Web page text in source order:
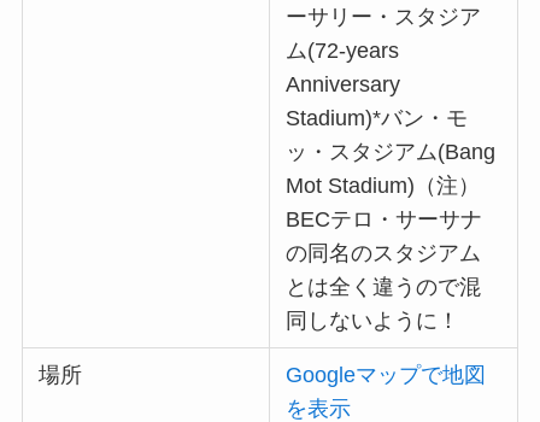
ーサリー・スタジア
ム(72-years
Anniversary
Stadium)*バン・モ
ッ・スタジアム(Bang
Mot Stadium)（注）
BECテロ・サーサナ
の同名のスタジアム
とは全く違うので混
同しないように！
場所
Googleマップで地図
を表示